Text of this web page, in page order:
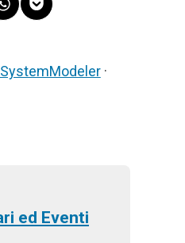
Share
on
Share
on
·
ed Eventi